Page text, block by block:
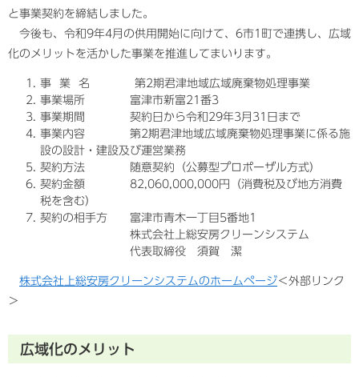
と事業契約を締結しました。
今後も、令和9年4月の供用開始に向けて、6市1町で連携し、広域
化のメリットを活かした事業を推進してまいります。
事 業 名 第2期君津地域広域廃棄物処理事業
事業場所 富津市新富21番3
事業期間 契約日から令和29年3月31日まで
事業内容 第2期君津地域広域廃棄物処理事業に係る施
設の設計・建設及び運営業務
契約方法 随意契約（公募型プロポーザル方式）
契約金額 82,060,000,000円（消費税及び地方消費
税を含む）
契約の相手方 富津市青木一丁目5番地1
株式会社上総安房クリーンシステム
代表取締役 須賀 潔
株式会社上総安房クリーンシステムのホームページ＜外部リンク
＞
広域化のメリット